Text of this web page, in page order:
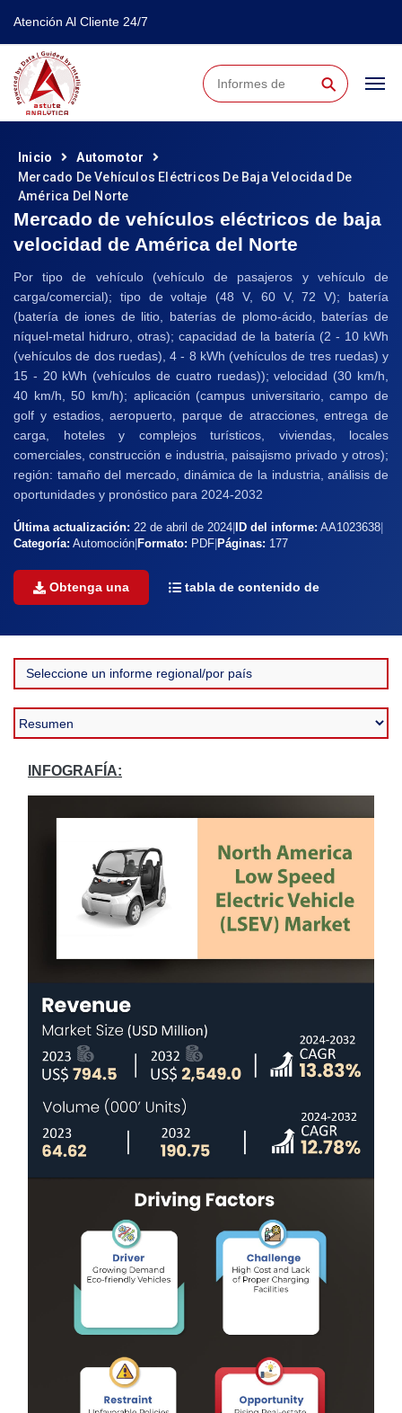
Atención Al Cliente 24/7
⚲
Inicio
Automotor
Mercado De Vehículos Eléctricos De Baja Velocidad De
América Del Norte
Mercado de vehículos eléctricos de baja
velocidad de América del Norte
Por tipo de vehículo (vehículo de pasajeros y vehículo de
carga/comercial); tipo de voltaje (48 V, 60 V, 72 V); batería
(batería de iones de litio, baterías de plomo-ácido, baterías de
níquel-metal hidruro, otras); capacidad de la batería (2 - 10 kWh
(vehículos de dos ruedas), 4 - 8 kWh (vehículos de tres ruedas) y
15 - 20 kWh (vehículos de cuatro ruedas)); velocidad (30 km/h,
40 km/h, 50 km/h); aplicación (campus universitario, campo de
golf y estadios, aeropuerto, parque de atracciones, entrega de
carga, hoteles y complejos turísticos, viviendas, locales
comerciales, construcción e industria, paisajismo privado y otros);
región: tamaño del mercado, dinámica de la industria, análisis de
oportunidades y pronóstico para 2024-2032
Última actualización: 22 de abril de 2024 ID del informe: AA1023638
Categoría: Automoción Formato: PDF Páginas: 177
Obtenga una tabla de contenido de
INFOGRAFÍA: